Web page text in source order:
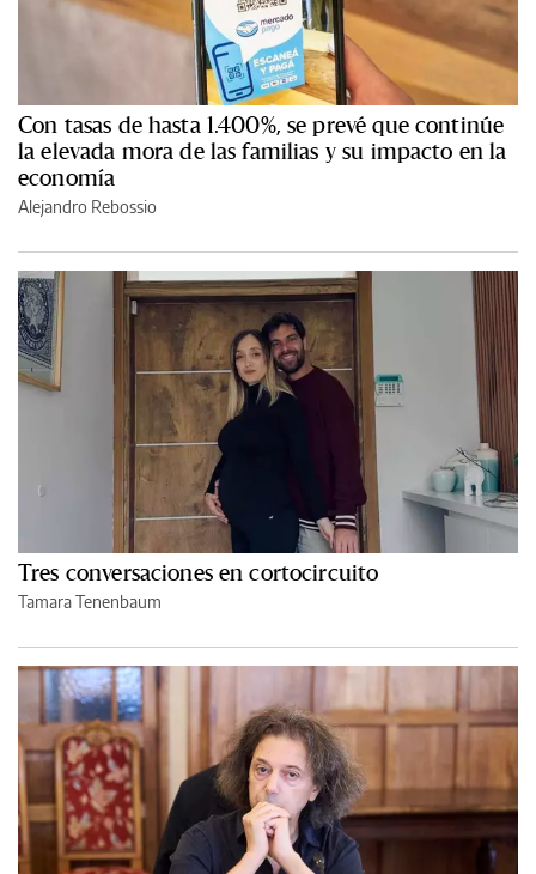
Con tasas de hasta 1.400%, se prevé que continúe
la elevada mora de las familias y su impacto en la
economía
Alejandro Rebossio
Tres conversaciones en cortocircuito
Tamara Tenenbaum